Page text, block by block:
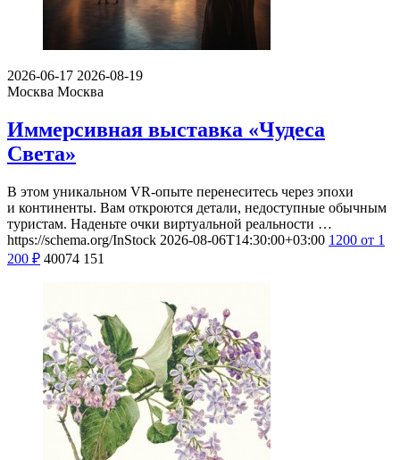
2026-06-17 2026-08-19
Москва Москва
Иммерсивная выставка «Чудеса
Света»
В этом уникальном VR-опыте перенеситесь через эпохи
и континенты. Вам откроются детали, недоступные обычным
туристам. Наденьте очки виртуальной реальности …
https://schema.org/InStock 2026-08-06T14:30:00+03:00 1200 от 1
200 ₽ 40074 151